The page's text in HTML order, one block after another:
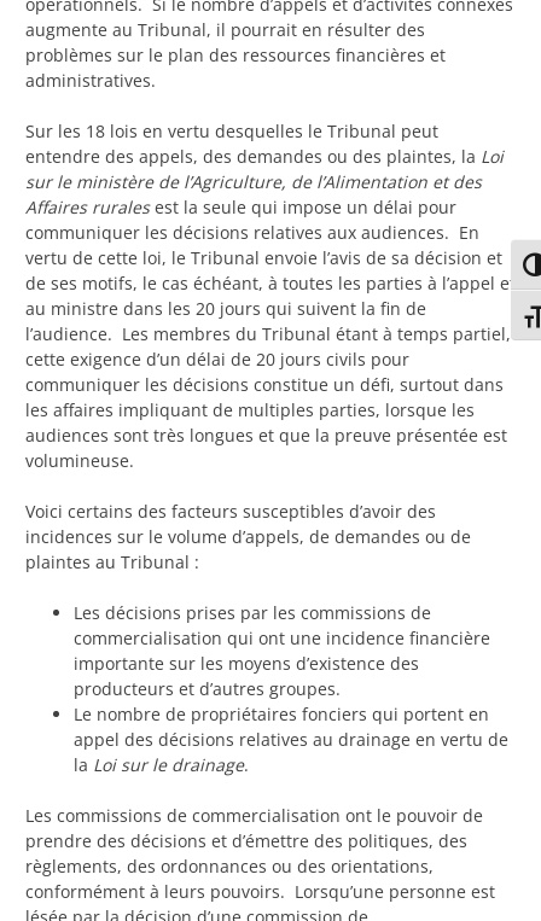
opérationnels. Si le nombre d’appels et d’activités connexes
augmente au Tribunal, il pourrait en résulter des
problèmes sur le plan des ressources financières et
administratives.
Sur les 18 lois en vertu desquelles le Tribunal peut
entendre des appels, des demandes ou des plaintes, la Loi
sur le ministère de l’Agriculture, de l’Alimentation et des
Affaires ruralesest la seule qui impose un délai pour
communiquer les décisions relatives aux audiences. En
vertu de cette loi, le Tribunal envoie l’avis de sa décision et
de ses motifs, le cas échéant, à toutes les parties à l’appel et
au ministre dans les 20 jours qui suivent la fin de
l’audience. Les membres du Tribunal étant à temps partiel,
cette exigence d’un délai de 20 jours civils pour
communiquer les décisions constitue un défi, surtout dans
les affaires impliquant de multiples parties, lorsque les
audiences sont très longues et que la preuve présentée est
volumineuse.
Voici certains des facteurs susceptibles d’avoir des
incidences sur le volume d’appels, de demandes ou de
plaintes au Tribunal :
Les décisions prises par les commissions de
commercialisation qui ont une incidence financière
importante sur les moyens d’existence des
producteurs et d’autres groupes.
Le nombre de propriétaires fonciers qui portent en
appel des décisions relatives au drainage en vertu de
la Loi sur le drainage.
Les commissions de commercialisation ont le pouvoir de
prendre des décisions et d’émettre des politiques, des
règlements, des ordonnances ou des orientations,
conformément à leurs pouvoirs. Lorsqu’une personne est